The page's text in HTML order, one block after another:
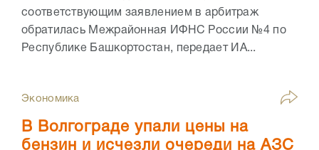
соответствующим заявлением в арбитраж
обратилась Межрайонная ИФНС России №4 по
Республике Башкортостан, передает ИА...
Экономика
В Волгограде упали цены на
бензин и исчезли очереди на АЗС